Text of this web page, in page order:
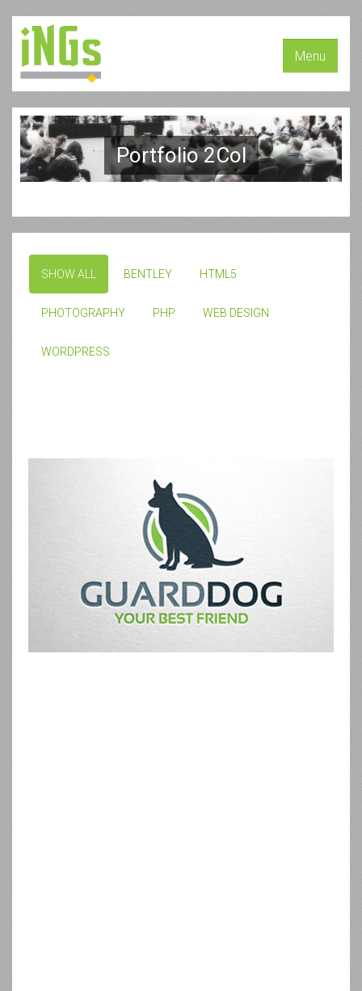
Menu
Portfolio 2Col
SHOW ALL BENTLEY HTML5
PHOTOGRAPHY PHP WEB DESIGN
WORDPRESS